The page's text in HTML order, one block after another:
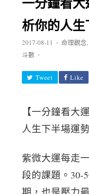
一分鐘看
析你的人生
2017-08-11 ♦ 命理觀念,
斗數
♦
Tweet Like
【一分鐘看大
人生下半場運勢
紫微大運每走
段的課題。30-